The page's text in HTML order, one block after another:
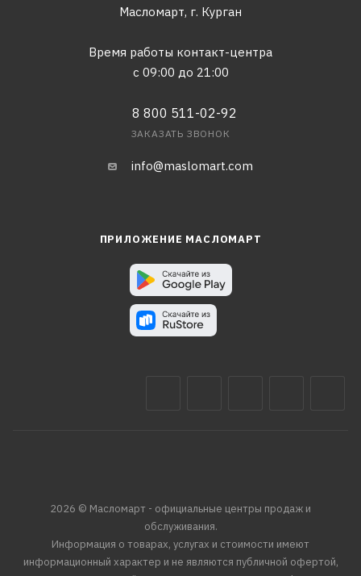
Масломарт, г. Курган
Время работы контакт-центра
с 09:00 до 21:00
8 800 511-02-92
ЗАКАЗАТЬ ЗВОНОК
info@maslomart.com
ПРИЛОЖЕНИЕ МАСЛОМАРТ
2026 © Масломарт - официальные центры продаж и
обслуживания.
Информация о товарах, услугах и стоимости имеют
информационный характер и не являются публичной офертой,